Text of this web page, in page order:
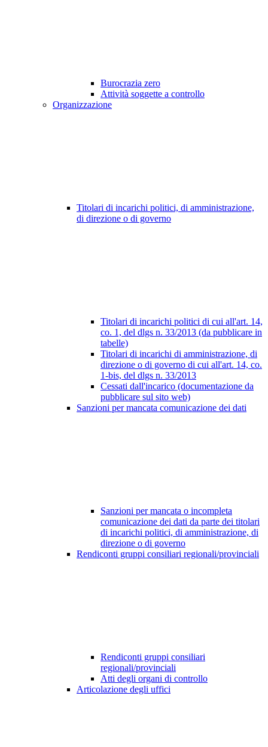
Burocrazia zero
Attività soggette a controllo
Organizzazione
Titolari di incarichi politici, di amministrazione,
di direzione o di governo
Titolari di incarichi politici di cui all'art. 14,
co. 1, del dlgs n. 33/2013 (da pubblicare in
tabelle)
Titolari di incarichi di amministrazione, di
direzione o di governo di cui all'art. 14, co.
1-bis, del dlgs n. 33/2013
Cessati dall'incarico (documentazione da
pubblicare sul sito web)
Sanzioni per mancata comunicazione dei dati
Sanzioni per mancata o incompleta
comunicazione dei dati da parte dei titolari
di incarichi politici, di amministrazione, di
direzione o di governo
Rendiconti gruppi consiliari regionali/provinciali
Rendiconti gruppi consiliari
regionali/provinciali
Atti degli organi di controllo
Articolazione degli uffici